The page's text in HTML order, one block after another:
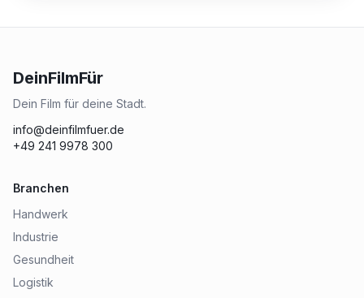
DeinFilmFür
Dein Film für deine Stadt.
info@deinfilmfuer.de
+49 241 9978 300
Branchen
Handwerk
Industrie
Gesundheit
Logistik